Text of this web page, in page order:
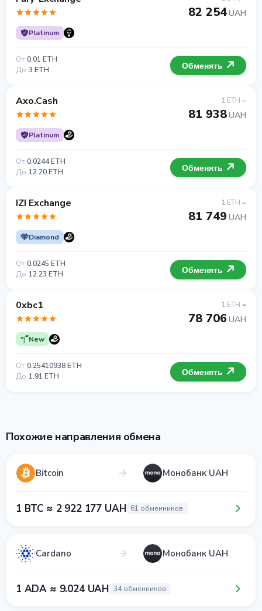
Platinum
82 254UAH
От 0.01 ETH
До 3 ETH Обменять
Axo.Cash
Platinum
1 ETH =
81 938UAH
От 0.0244 ETH
До 12.20 ETH Обменять
IZI Exchange
Diamond
1 ETH =
81 749 UAH
От 0.0245 ETH
До 12.23 ETH Обменять
0xbc1
New
1 ETH =
78 706 UAH
От 0.25410938 ETH
До 1.91 ETH Обменять
Похожие направления обмена
Bitcoin Монобанк UAH
1 BTC ≈ 2 922 177 UAH 61 обменников
Cardano Монобанк UAH
1 ADA ≈ 9.024 UAH 34 обменников